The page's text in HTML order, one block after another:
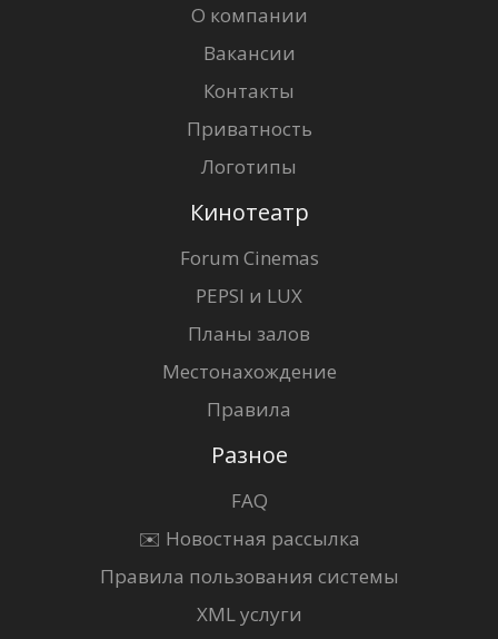
О компании
Вакансии
Контакты
Приватность
Логотипы
Кинотеатр
Forum Cinemas
PEPSI и LUX
Планы залов
Местонахождение
Правила
Разное
FAQ
✉️ Новостная рассылка
Правила пользования системы
XML услуги